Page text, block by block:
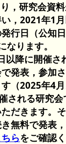
，研究会資
，2021年1
行日（公知
なります。
以降に開催さ
発表，参加
（2025年4
される研究
だきます。
無料で発表
らをご確認く